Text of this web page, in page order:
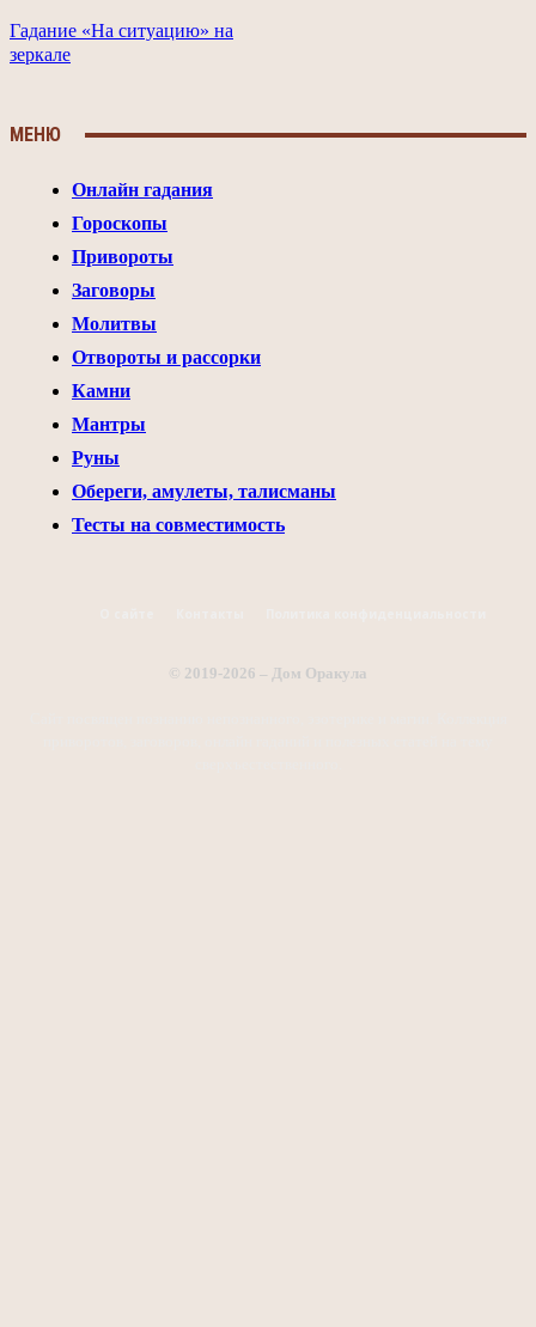
Гадание «На ситуацию» на
зеркале
МЕНЮ
Онлайн гадания
Гороскопы
Привороты
Заговоры
Молитвы
Отвороты и рассорки
Камни
Мантры
Руны
Обереги, амулеты, талисманы
Тесты на совместимость
© 2019-2026 – Дом Оракула